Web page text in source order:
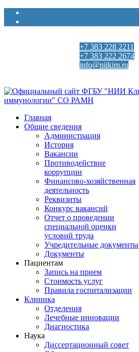
+7 383 228 2211
+7 383 222 2674
info@niikim.ru
Главная
Общие сведения
Администрация
История
Вакансии
Противодействие
коррупции
Финансово-хозяйственная
деятельность
Реквизиты
Конкурс вакансий
Отчет о проведении
специальной оценки
условий труда
Учредительные документы
Документы
Пациентам
Запись на прием
Стоимость услуг
Правила госпитализации
Клиника
Отделения
Лечебные инновации
Диагностика
Наука
Диссертационный совет